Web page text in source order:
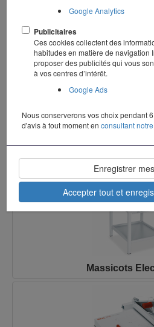
Google Analytics
Publicitaires
Ces cookies collectent des
habitudes en matière de navigation
proposer des publicités qui vous
à vos centres d’intérêt.
Google Ads
Nous conserverons vos choix pendant
d'avis à tout moment enconsultant
Enregistrer
Accepter tout et
Massicots
Massicots